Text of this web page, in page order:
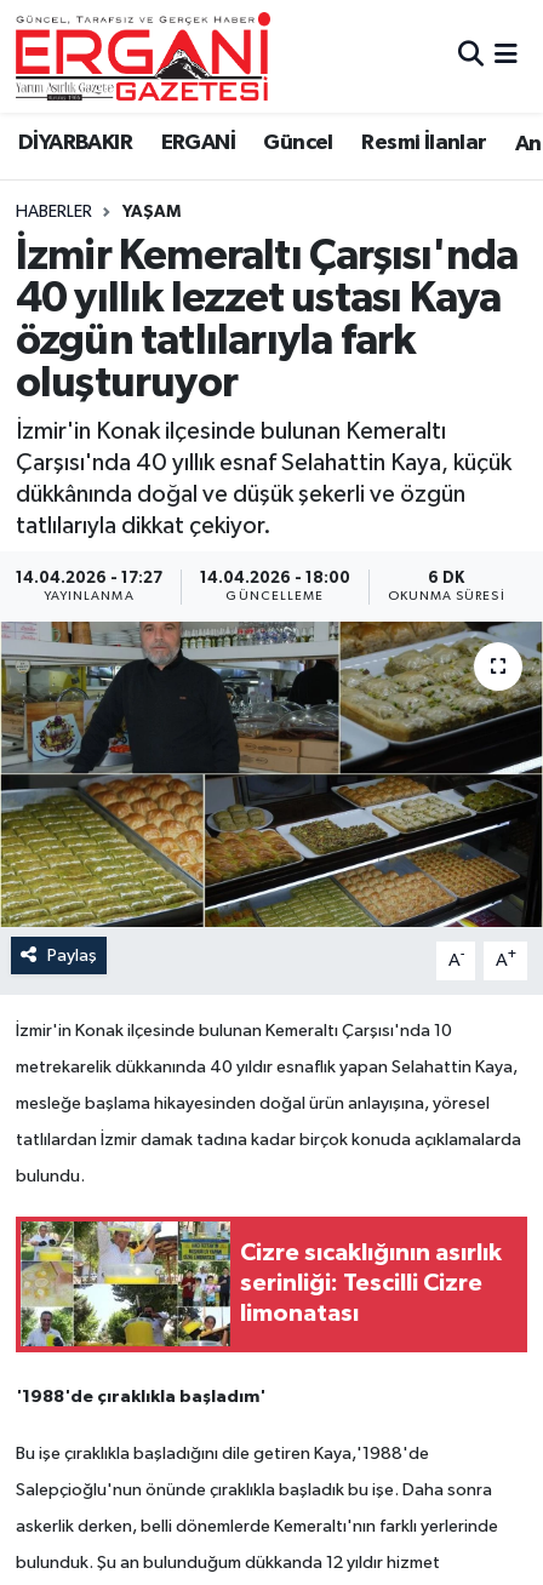
DİYARBAKIR ERGANİ Güncel Resmi İlanlar
HABERLER YAŞAM
İzmir Kemeraltı Çarşısı'nda
40 yıllık lezzet ustası Kaya
özgün tatlılarıyla fark
oluşturuyor
İzmir'in Konak ilçesinde bulunan Kemeraltı
Çarşısı'nda 40 yıllık esnaf Selahattin Kaya, küçük
dükkânında doğal ve düşük şekerli ve özgün
tatlılarıyla dikkat çekiyor.
14.04.2026 - 17:27
YAYINLANMA
14.04.2026 - 18:00
GÜNCELLEME
6 DK
OKUNMA SÜRESI
Paylaş A- A+
İzmir'in Konak ilçesinde bulunan Kemeraltı Çarşısı'nda 10
metrekarelik dükkanında 40 yıldır esnaflık yapan Selahattin Kaya,
mesleğe başlama hikayesinden doğal ürün anlayışına, yöresel
tatlılardan İzmir damak tadına kadar birçok konuda açıklamalarda
bulundu.
Cizre sıcaklığının asırlık
serinliği: Tescilli Cizre
limonatası
'1988'de çıraklıkla başladım'
Bu işe çıraklıkla başladığını dile getiren Kaya,'1988'de
Salepçioğlu'nun önünde çıraklıkla başladık bu işe. Daha sonra
askerlik derken, belli dönemlerde Kemeraltı'nın farklı yerlerinde
bulunduk. Şu an bulunduğum dükkanda 12 yıldır hizmet
DİYARBAKIR
BİSMİL
BAĞLAR
ERGANİ
Güncel
Eği̇ti̇m
Resmi İlanlar
Sağlık
Si̇yaset
Spor
Yaşam
Anali̇z
Bi̇li̇m & Teknoloji̇
Dünya
Eği̇ti̇m
Ergani Nöbetçi Eczaneler
Ergani Hava Durumu
Ergani Trafik Yoğunluk Haritası
Süper Lig Puan Durumu ve Fikstür
Tüm Manşetler
Son Dakika Haberleri
Haber Arşivi